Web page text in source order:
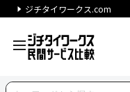
ジチタイワークス.com